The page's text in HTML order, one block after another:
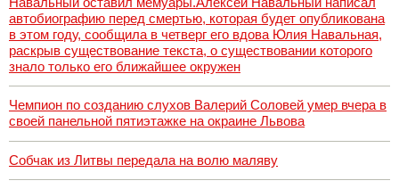
автобиографию перед смертью, которая будет опубликована
в этом году, сообщила в четверг его вдова Юлия Навальная,
раскрыв существование текста, о существовании которого
знало только его ближайшее окружен
Чемпион по созданию слухов Валерий Соловей умер вчера в
своей панельной пятиэтажке на окраине Львова
Собчак из Литвы передала на волю маляву